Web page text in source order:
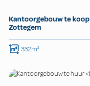
Kantoorgebouw te koop
Zottegem
332m²